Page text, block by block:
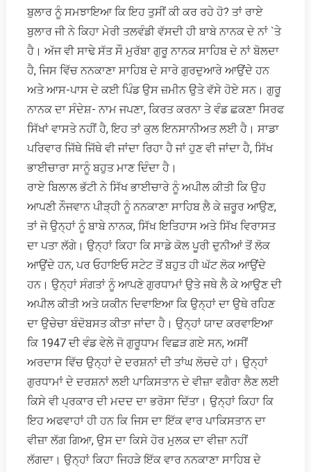
ਬੁਲਾਰ ਨੂੰ ਸਮਝਾਇਆ ਕਿ ਇਹ ਤੁਸੀਂ ਕੀ ਕਰ ਰਹੇ ਹੋ? ਤਾਂ ਰਾਏ
ਬੁਲਾਰ ਜੀ ਨੇ ਕਿਹਾ ਮੇਰੀ ਤਲਵੰਡੀ ਵੱਸਦੀ ਹੀ ਬਾਬੇ ਨਾਨਕ ਦੇ ਨਾਂ `ਤੇ
ਹੈ। ਅੱਜ ਵੀ ਸਾਢੇ ਸੱਤ ਸੌ ਮੁਰੱਬਾ ਗੁਰੂ ਨਾਨਕ ਸਾਹਿਬ ਦੇ ਨਾਂ ਬੋਲਦਾ
ਹੈ, ਜਿਸ ਵਿੱਚ ਨਨਕਾਣਾ ਸਾਹਿਬ ਦੇ ਸਾਰੇ ਗੁਰਦੁਆਰੇ ਆਉਂਦੇ ਹਨ
ਅਤੇ ਆਸ-ਪਾਸ ਦੇ ਕਈ ਪਿੰਡ ਉਸ ਜ਼ਮੀਨ ਉਤੇ ਵੱਸੇ ਹੋਏ ਸਨ। ਗੁਰੂ
ਨਾਨਕ ਦਾ ਸੰਦੇਸ਼- ਨਾਮ ਜਪਣਾ, ਕਿਰਤ ਕਰਨਾ ਤੇ ਵੰਡ ਛਕਣਾ ਸਿਰਫ
ਸਿੱਖਾਂ ਵਾਸਤੇ ਨਹੀਂ ਹੈ, ਇਹ ਤਾਂ ਕੁਲ ਇਨਸਾਨੀਅਤ ਲਈ ਹੈ। ਸਾਡਾ
ਪਰਿਵਾਰ ਜਿੱਥੇ ਜਿੱਥੇ ਵੀ ਜਾਂਦਾ ਰਿਹਾ ਹੈ ਜਾਂ ਹੁਣ ਵੀ ਜਾਂਦਾ ਹੈ, ਸਿੱਖ
ਭਾਈਚਾਰਾ ਸਾਨੂੰ ਬਹੁਤ ਮਾਣ ਦਿੰਦਾ ਹੈ।
ਰਾਏ ਬਿਲਾਲ ਭੱਟੀ ਨੇ ਸਿੱਖ ਭਾਈਚਾਰੇ ਨੂੰ ਅਪੀਲ ਕੀਤੀ ਕਿ ਉਹ
ਆਪਣੀ ਨੌਜਵਾਨ ਪੀੜ੍ਹੀ ਨੂੰ ਨਨਕਾਣਾ ਸਾਹਿਬ ਲੈ ਕੇ ਜ਼ਰੂਰ ਆਉਣ,
ਤਾਂ ਜੋ ਉਨ੍ਹਾਂ ਨੂੰ ਬਾਬੇ ਨਾਨਕ, ਸਿੱਖ ਇਤਿਹਾਸ ਅਤੇ ਸਿੱਖ ਵਿਰਾਸਤ
ਦਾ ਪਤਾ ਲੱਗੇ। ਉਨ੍ਹਾਂ ਕਿਹਾ ਕਿ ਸਾਡੇ ਕੋਲ ਪੂਰੀ ਦੁਨੀਆਂ ਤੋਂ ਲੋਕ
ਆਉਂਦੇ ਹਨ, ਪਰ ਓਹਾਇਓ ਸਟੇਟ ਤੋਂ ਬਹੁਤ ਹੀ ਘੱਟ ਲੋਕ ਆਉਂਦੇ
ਹਨ। ਉਨ੍ਹਾਂ ਸੰਗਤਾਂ ਨੂੰ ਆਪਣੇ ਗੁਰਧਾਮਾਂ ਉਤੇ ਜਥੇ ਲੈ ਕੇ ਆਉਣ ਦੀ
ਅਪੀਲ ਕੀਤੀ ਅਤੇ ਯਕੀਨ ਦਿਵਾਇਆ ਕਿ ਉਨ੍ਹਾਂ ਦਾ ਉਥੇ ਰਹਿਣ
ਦਾ ਉਚੇਚਾ ਬੰਦੋਬਸਤ ਕੀਤਾ ਜਾਂਦਾ ਹੈ। ਉਨ੍ਹਾਂ ਯਾਦ ਕਰਵਾਇਆ
ਕਿ 1947 ਦੀ ਵੰਡ ਵੇਲੇ ਜੋ ਗੁਰੂਧਾਮ ਵਿਛੜ ਗਏ ਸਨ, ਅਸੀਂ
ਅਰਦਾਸ ਵਿੱਚ ਉਨ੍ਹਾਂ ਦੇ ਦਰਸ਼ਨਾਂ ਦੀ ਤਾਂਘ ਲੋਚਦੇ ਹਾਂ। ਉਨ੍ਹਾਂ
ਗੁਰਧਾਮਾਂ ਦੇ ਦਰਸ਼ਨਾਂ ਲਈ ਪਾਕਿਸਤਾਨ ਦੇ ਵੀਜ਼ਾ ਵਗੈਰਾ ਲੈਣ ਲਈ
ਕਿਸੇ ਵੀ ਪ੍ਰਕਾਰ ਦੀ ਮਦਦ ਦਾ ਭਰੋਸਾ ਦਿੱਤਾ। ਉਨ੍ਹਾਂ ਕਿਹਾ ਕਿ
ਇਹ ਅਫਵਾਹਾਂ ਹੀ ਹਨ ਕਿ ਜਿਸ ਦਾ ਇੱਕ ਵਾਰ ਪਾਕਿਸਤਾਨ ਦਾ
ਵੀਜ਼ਾ ਲੱਗ ਗਿਆ, ਉਸ ਦਾ ਕਿਸੇ ਹੋਰ ਮੁਲਕ ਦਾ ਵੀਜ਼ਾ ਨਹੀਂ
ਲੱਗਦਾ। ਉਨ੍ਹਾਂ ਕਿਹਾ ਜਿਹੜੇ ਇੱਕ ਵਾਰ ਨਨਕਾਣਾ ਸਾਹਿਬ ਦੇ